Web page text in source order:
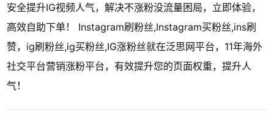
安全提升IG视频人气，解决不涨粉没流量困局，立即体验，
高效自助下单！ Instagram刷粉丝,Instagram买粉丝,ins刷
赞，ig刷粉丝,ig买粉丝,IG涨粉丝就在泛思网平台，11年海外
社交平台营销涨粉平台，有效提升您的页面权重，提升人
气！